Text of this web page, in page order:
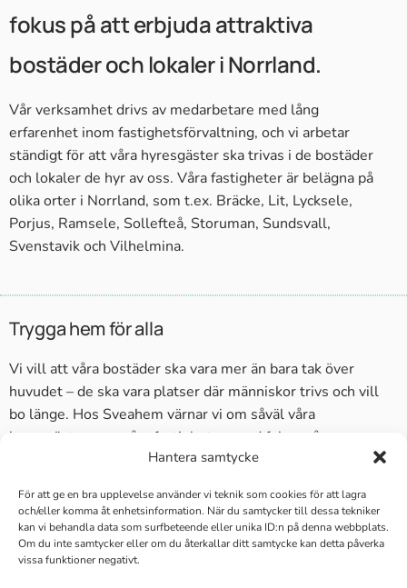
Hantera samtycke
För att ge en bra upplevelse använder vi teknik som cookies för att lagra
och/eller komma åt enhetsinformation. När du samtycker till dessa tekniker
kan vi behandla data som surfbeteende eller unika ID:n på denna webbplats.
Om du inte samtycker eller om du återkallar ditt samtycke kan detta påverka
vissa funktioner negativt.
fokus på att erbjuda attraktiva
bostäder och lokaler i Norrland.
Vår verksamhet drivs av medarbetare med lång
erfarenhet inom fastighetsförvaltning, och vi arbetar
ständigt för att våra hyresgäster ska trivas i de bostäder
och lokaler de hyr av oss. Våra fastigheter är belägna på
olika orter i Norrland, som t.ex. Bräcke, Lit, Lycksele,
Porjus, Ramsele, Sollefteå, Storuman, Sundsvall,
Svenstavik och Vilhelmina.
Trygga hem för alla
Vi vill att våra bostäder ska vara mer än bara tak över
huvudet – de ska vara platser där människor trivs och vill
bo länge. Hos Sveahem värnar vi om såväl våra
hyresgäster som våra fastigheter, med fokus på
trygghet, omtanke och långsiktighet. Vår ambition är att
oss
Lediga bostäder i Norrland